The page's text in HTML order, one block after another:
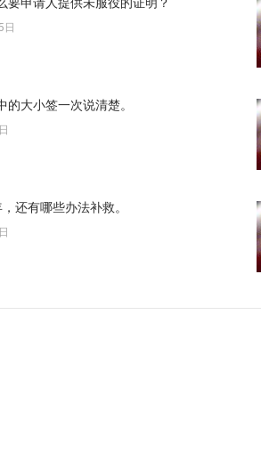
日
的大小签一次说清楚。
还有哪些办法补救。